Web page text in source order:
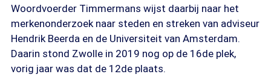
Woordvoerder Timmermans wijst daarbij naar het
merkenonderzoek naar steden en streken van adviseur
Hendrik Beerda en de Universiteit van Amsterdam.
Daarin stond Zwolle in 2019 nog op de 16de plek,
vorig jaar was dat de 12de plaats.